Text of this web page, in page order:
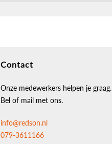
Contact
Onze medewerkers helpen je graag.
Bel of mail met ons.
info@redson.nl
079-3611166